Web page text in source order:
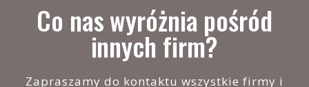
Co nas wyróżnia pośród
innych firm?
Zapraszamy do kontaktu wszystkie firmy i